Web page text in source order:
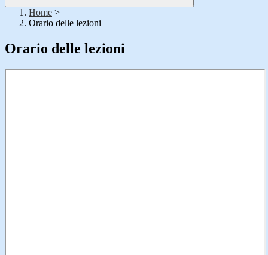
Home >
Orario delle lezioni
Orario delle lezioni